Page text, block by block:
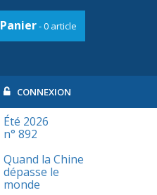
Panier- 0 article
CONNEXION
Été 2026
n° 892
Quand la Chine
dépasse le
monde